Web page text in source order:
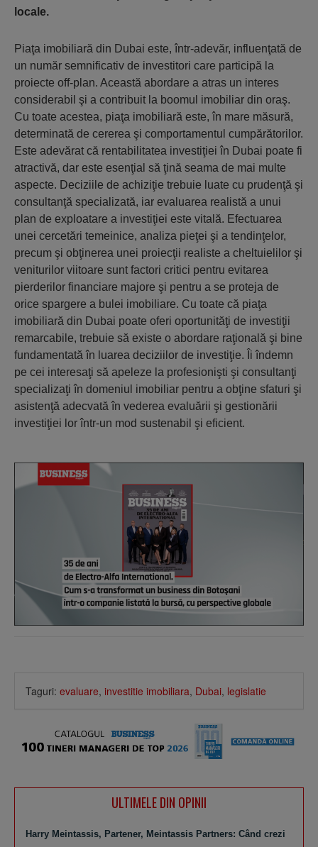
locale.
Piaţa imobiliară din Dubai este, într-adevăr, influenţată de
un număr semnificativ de investitori care participă la
proiecte off-plan. Această abordare a atras un interes
considerabil şi a contribuit la boomul imobiliar din oraş.
Cu toate acestea, piaţa imobiliară este, în mare măsură,
determinată de cererea şi comportamentul cumpărătorilor.
Este adevărat că rentabilitatea investiţiei în Dubai poate fi
atractivă, dar este esenţial să ţină seama de mai multe
aspecte. Deciziile de achiziţie trebuie luate cu prudenţă şi
consultanţă specializată, iar evaluarea realistă a unui
plan de exploatare a investiţiei este vitală. Efectuarea
unei cercetări temeinice, analiza pieţei şi a tendinţelor,
precum şi obţinerea unei proiecţii realiste a cheltuielilor şi
veniturilor viitoare sunt factori critici pentru evitarea
pierderilor financiare majore şi pentru a se proteja de
orice spargere a bulei imobiliare. Cu toate că piaţa
imobiliară din Dubai poate oferi oportunităţi de investiţii
remarcabile, trebuie să existe o abordare raţională şi bine
fundamentată în luarea deciziilor de investiţie. Îi îndemn
pe cei interesaţi să apeleze la profesionişti şi consultanţi
specializaţi în domeniul imobiliar pentru a obţine sfaturi şi
asistenţă adecvată în vederea evaluării şi gestionării
investiţiei lor într-un mod sustenabil şi eficient.
Taguri: evaluare, investitie imobiliara, Dubai, legislatie
ULTIMELE DIN OPINII
Harry Meintassis, Partener, Meintassis Partners: Când crezi